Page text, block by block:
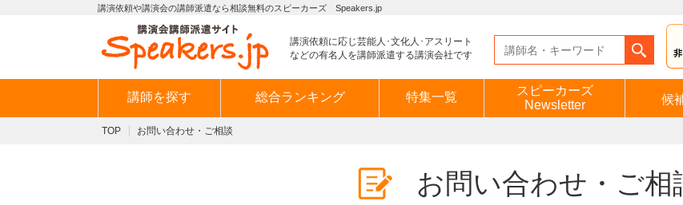
講演依頼や講演会の講師派遣なら相談無料のスピーカーズ Speakers.jp
講演依頼に応じ芸能人･文化人･アスリート
などの有名人を講師派遣する講演会社です
講師を探す 総合ランキング 特集一覧
スピーカーズ
Newsletter
候
TOP お問い合わせ・ご相談
お問い合わせ・ご相